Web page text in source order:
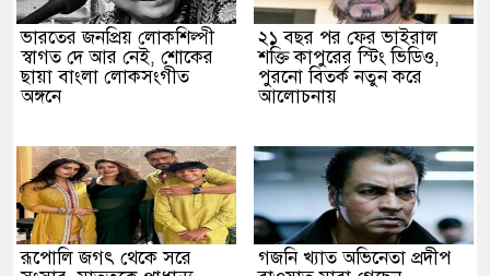
ভারতের জনপ্রিয় লোকশিল্পী
স্বাগত দে আর নেই, শোকের
ছায়া বাংলা লোকসংগীত
অঙ্গনে
২১ বছর পর ফের ভাইরাল
শক্তি কাপুরের স্টিং ভিডিও,
পুরনো বিতর্ক নতুন করে
আলোচনায়
রূপোলি জগৎ থেকে সরে
গজনি খ্যাত অভিনেতা প্রদীপ